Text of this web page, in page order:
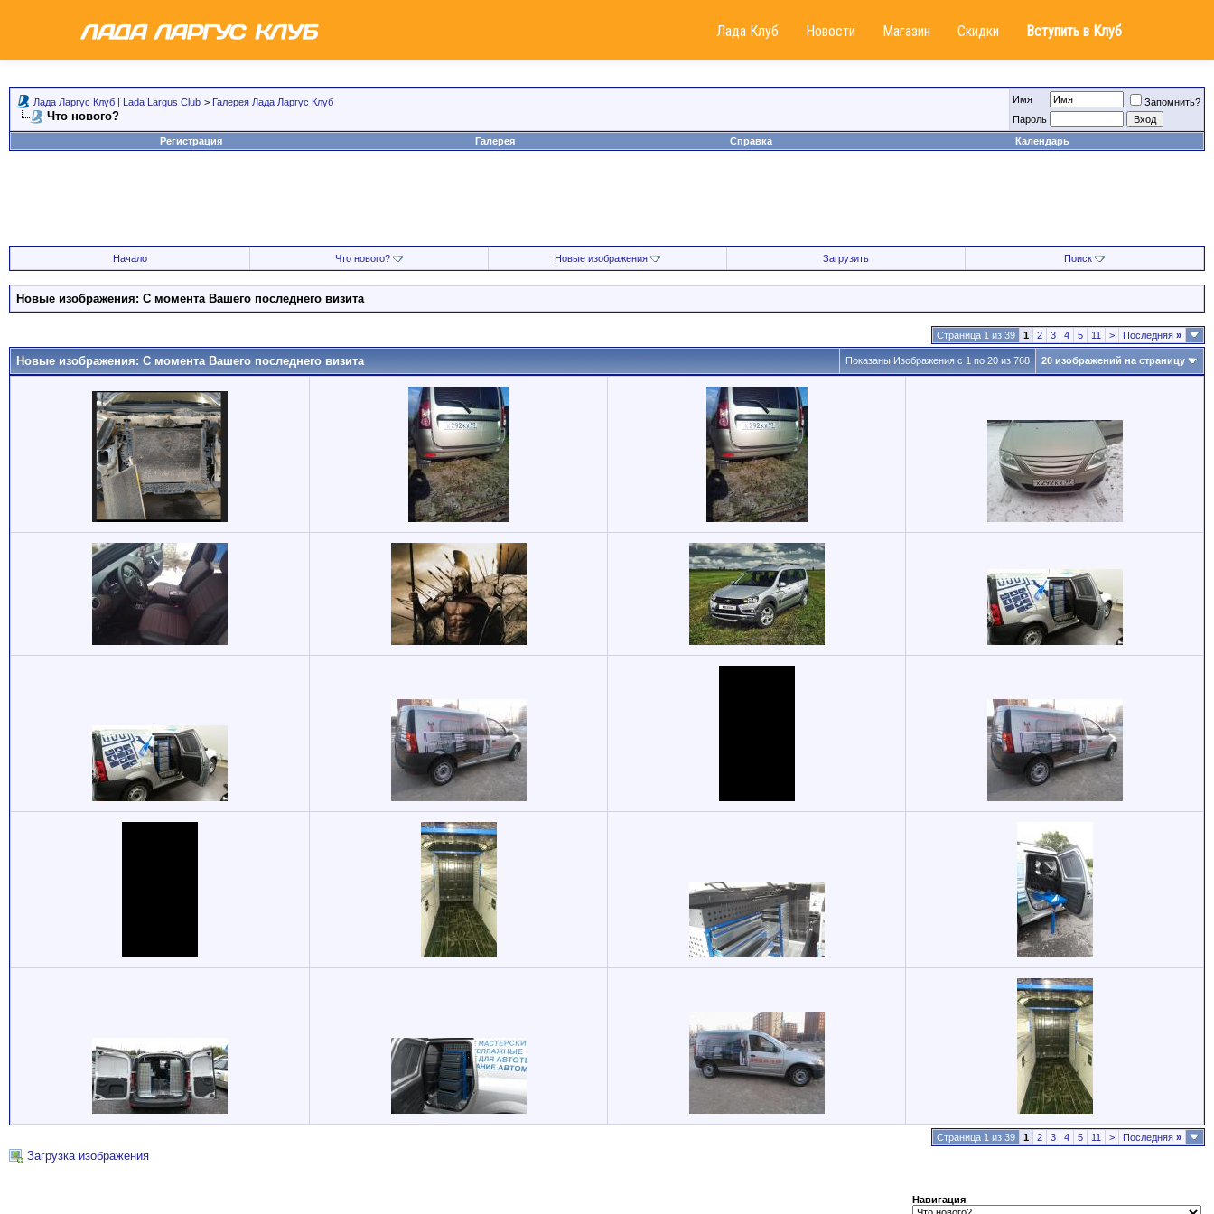
Лада Клуб Новости Магазин Скидки Вступить в Клуб
Лада Ларгус Клуб | Lada Largus Club > Галерея Лада Ларгус Клуб
Что нового?
Имя
Запомнить?
Пароль
Регистрация
Галерея Справка Календарь
Начало Что нового? Новые изображения Загрузить Поиск
Новые изображения: С момента Вашего последнего визита
Страница 1 из 39 1 2 3 4 5 11 > Последняя »
Новые изображения: С момента Вашего последнего визита Показаны Изображения с 1 по 20 из 768 20 изображений на страницу
Страница 1 из 39 1 2 3 4 5 11 > Последняя »
Загрузка изображения
Навигация